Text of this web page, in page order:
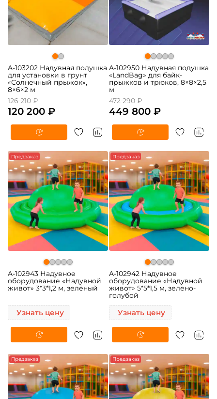
A-103202 Надувная подушка
для установки в грунт
«Солнечный прыжок»,
8×6×2 м
126 210 ₽
120 200 ₽
A-102950 Надувная подушка
«LandBag» для байк-
прыжков и трюков, 8×8×2,5
м
472 290 ₽
449 800 ₽
Предзаказ
A-102943 Надувное
оборудование «Надувной
живот» 3*3*1,2 м, зелёный
Узнать цену
Предзаказ
A-102942 Надувное
оборудование «Надувной
живот» 5*5*1,5 м, зелёно-
голубой
Узнать цену
Предзаказ Предзаказ